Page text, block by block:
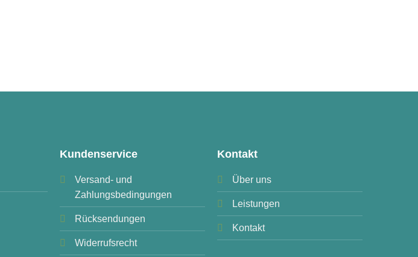
Kundenservice
Versand- und
Zahlungsbedingungen
Rücksendungen
Widerrufsrecht
Kontakt
Über uns
Leistungen
Kontakt